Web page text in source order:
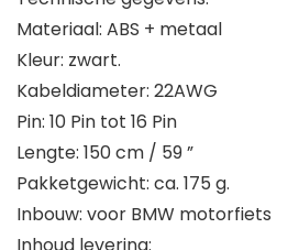
Materiaal: ABS + metaal
Kleur: zwart.
Kabeldiameter: 22AWG
Pin: 10 Pin tot 16 Pin
Lengte: 150 cm / 59 ”
Pakketgewicht: ca. 175 g.
Inbouw: voor BMW motorfiets